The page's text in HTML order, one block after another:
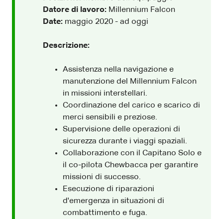
Datore di lavoro: Millennium Falcon
Date: maggio 2020 - ad oggi
Descrizione:
Assistenza nella navigazione e
manutenzione del Millennium Falcon
in missioni interstellari.
Coordinazione del carico e scarico di
merci sensibili e preziose.
Supervisione delle operazioni di
sicurezza durante i viaggi spaziali.
Collaborazione con il Capitano Solo e
il co-pilota Chewbacca per garantire
missioni di successo.
Esecuzione di riparazioni
d'emergenza in situazioni di
combattimento e fuga.